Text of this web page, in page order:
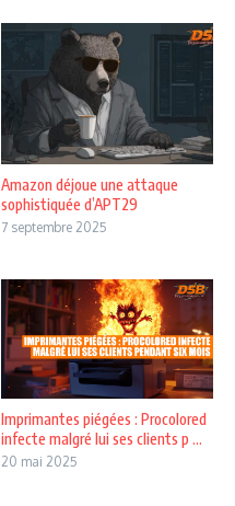
Amazon déjoue une attaque
sophistiquée d’APT29
7 septembre 2025
Imprimantes piégées : Procolored
infecte malgré lui ses clients p ...
20 mai 2025